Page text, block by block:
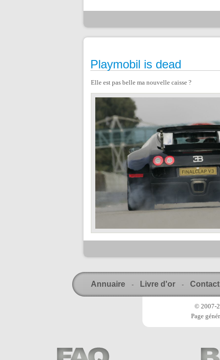
Playmobil is dead
Elle est pas belle ma nouvelle caisse ?
Annuaire - Livre d'or - Contact
© 2007-
Page